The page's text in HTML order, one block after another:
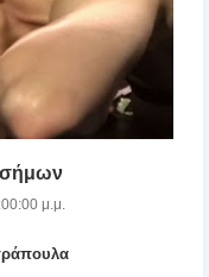
μ.μ.